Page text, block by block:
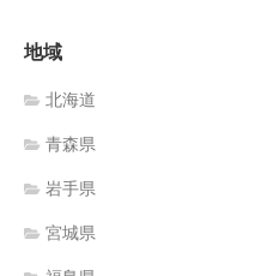
地域
北海道
青森県
岩手県
宮城県